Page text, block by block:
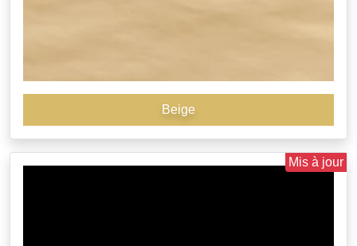
Beige
Mis à jour